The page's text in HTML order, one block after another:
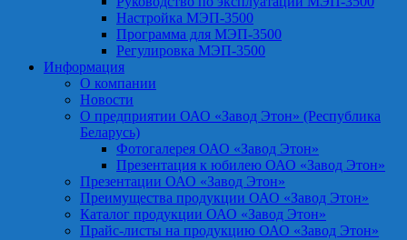
Настройка МЭП-3500
Программа для МЭП-3500
Регулировка МЭП-3500
Информация
О компании
Новости
О предприятии ОАО «Завод Этон» (Республика
Беларусь)
Фотогалерея ОАО «Завод Этон»
Презентация к юбилею ОАО «Завод Этон»
Презентации ОАО «Завод Этон»
Преимущества продукции ОАО «Завод Этон»
Каталог продукции ОАО «Завод Этон»
Прайс-листы на продукцию ОАО «Завод Этон»